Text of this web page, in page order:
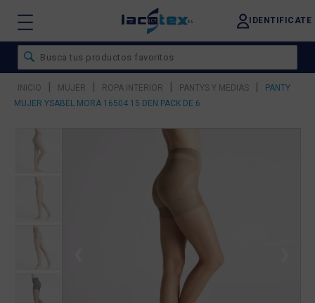
IDENTIFICATE
INICIO | MUJER | ROPA INTERIOR | PANTYS Y MEDIAS |
PANTY
MUJER YSABEL MORA 16504 15 DEN PACK DE 6